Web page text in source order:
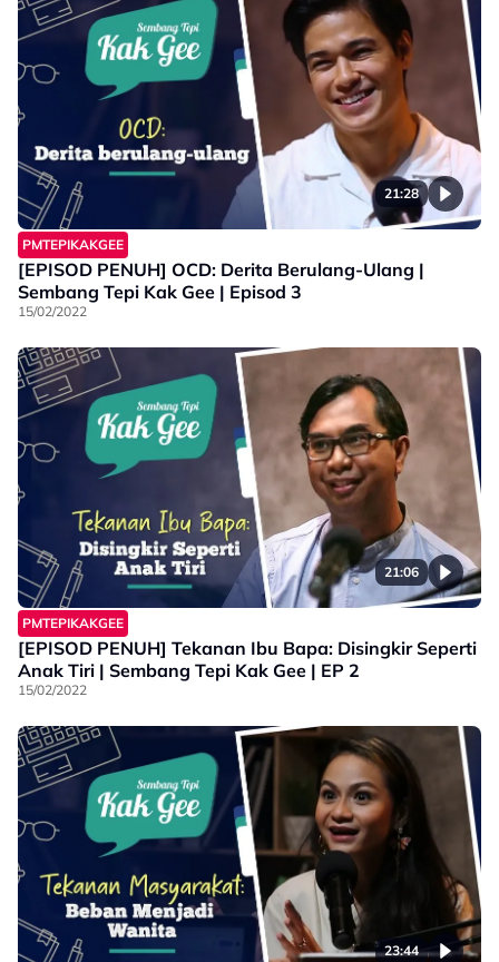
21:28
PMTEPIKAKGEE
[EPISOD PENUH] OCD: Derita Berulang-Ulang |
Sembang Tepi Kak Gee | Episod 3
15/02/2022
21:06
PMTEPIKAKGEE
[EPISOD PENUH] Tekanan Ibu Bapa: Disingkir Seperti
Anak Tiri | Sembang Tepi Kak Gee | EP 2
15/02/2022
23:44